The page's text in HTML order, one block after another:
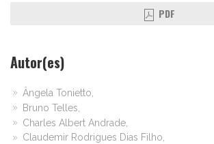
PDF
Autor(es)
Ângela Tonietto,
Bruno Telles,
Charles Albert Andrade,
Claudemir Rodrigues Dias Filho,